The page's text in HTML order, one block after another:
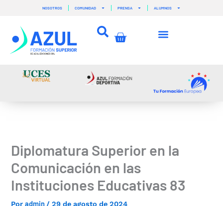
contenido
NOSOTROS COMUNIDAD PRENSA ALUMNOS
Carrito
Diplomatura Superior en la
Comunicación en las
Instituciones Educativas 83
Poradmin /29 de agosto de 2024